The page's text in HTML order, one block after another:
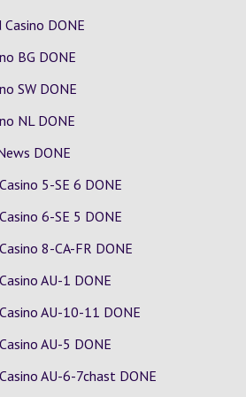
DONE
BG DONE
SW DONE
NL DONE
DONE
5-SE 6 DONE
6-SE 5 DONE
8-CA-FR DONE
AU-1 DONE
AU-10-11 DONE
AU-5 DONE
AU-6-7chast DONE